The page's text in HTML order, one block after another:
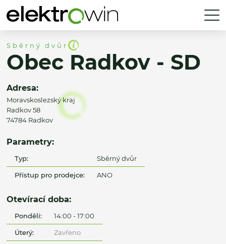
Sběrný dvůr
Obec Radkov - SD
Adresa:
Moravskoslezský kraj
Radkov 58
74784 Radkov
Parametry:
Typ: Sběrný dvůr
Přístup pro prodejce: ANO
Otevírací doba:
Pondělí: 14:00 - 17:00
Úterý: Zavřeno